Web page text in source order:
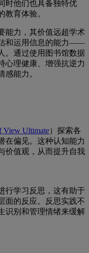
时他们也具备独特优
教育体验。
能力，其价值远超学术
和运用信息的能力——
。通过使用图书馆数据
心理健康、增强抗逆力
感能力。
View Ultimate）探索各
在偏见。这种认知能力
价值观，从而提升自我
行学习反思，这有助于
面的反应。反思实践不
识别和管理情绪来缓解